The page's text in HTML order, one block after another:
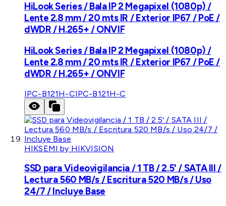
HiLook Series / Bala IP 2 Megapixel (1080p) /
Lente 2.8 mm / 20 mts IR / Exterior IP67 / PoE /
dWDR / H.265+ / ONVIF
HiLook Series / Bala IP 2 Megapixel (1080p) /
Lente 2.8 mm / 20 mts IR / Exterior IP67 / PoE /
dWDR / H.265+ / ONVIF
IPC-B121H-CIPC-B121H-C
HIKSEMI by HIKVISION
SSD para Videovigilancia / 1 TB / 2.5' / SATA III /
Lectura 560 MB/s / Escritura 520 MB/s / Uso
24/7 / Incluye Base